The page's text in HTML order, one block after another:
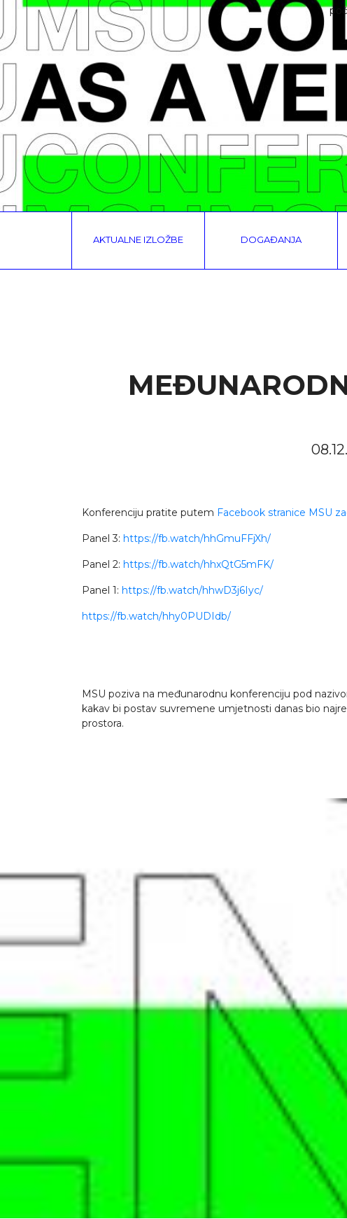
AKTUALNE IZLOŽBE DOGAĐANJA
Konferenciju pratite putem Facebook stranice MSU
Panel 3: https://fb.watch/hhGmuFFjXh/
Panel 2: https://fb.watch/hhxQtG5mFK/
Panel 1: https://fb.watch/hhwD3j6Iyc/
https://fb.watch/hhy0PUDIdb/
MSU poziva na međunarodnu konferenciju pod
kakav bi postav suvremene umjetnosti danas bio
prostora.